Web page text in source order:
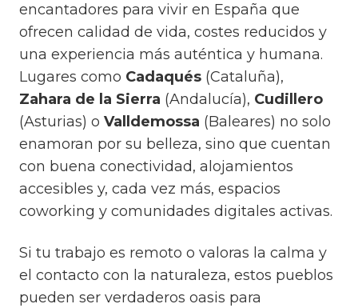
encantadores para vivir en España que
ofrecen calidad de vida, costes reducidos y
una experiencia más auténtica y humana.
Lugares como Cadaqués (Cataluña),
Zahara de la Sierra (Andalucía), Cudillero
(Asturias) o Valldemossa (Baleares) no solo
enamoran por su belleza, sino que cuentan
con buena conectividad, alojamientos
accesibles y, cada vez más, espacios
coworking y comunidades digitales activas.
Si tu trabajo es remoto o valoras la calma y
el contacto con la naturaleza, estos pueblos
pueden ser verdaderos oasis para